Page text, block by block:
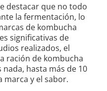
destacar que no todo
la fermentación, lo
de kombucha
significativas de
realizados, el
ración de kombucha
hasta más de 10
marca y el sabor.